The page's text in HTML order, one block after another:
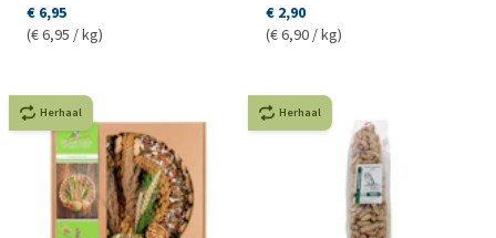
€ 6,95
(€ 6,95 / kg)
€ 2,90
(€ 6,90 / kg)
Herhaal Herhaal